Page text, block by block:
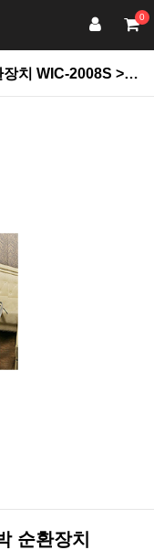
0
2008S > 건강관리
순환장치